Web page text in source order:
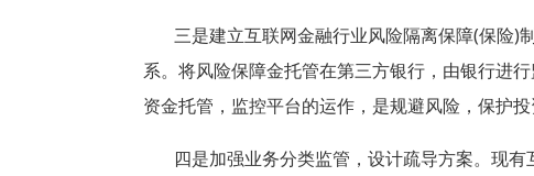
三是建立互联网金融行业风险隔离保障(保险)
系。将风险保障金托管在第三方银行，由银行进
资金托管，监控平台的运作，是规避风险，保护
四是加强业务分类监管，设计疏导方案。现